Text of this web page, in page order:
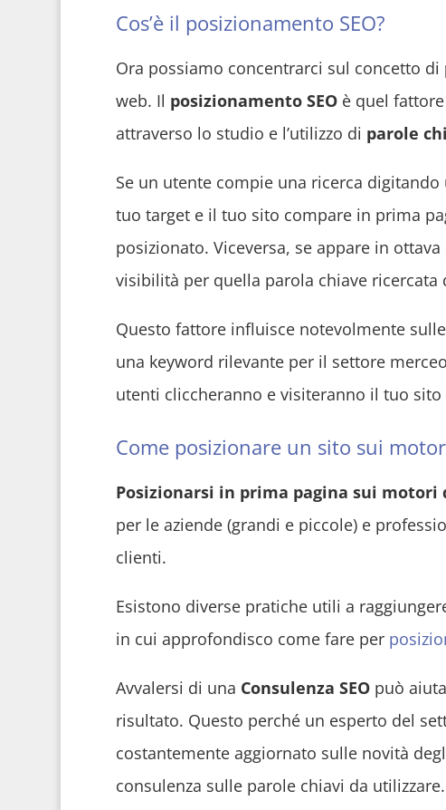
Cos’è il posizionamento SEO?
Ora possiamo concentrarci sul concetto di
web. Il posizionamento SEOè quel
attraverso lo studio e l’utilizzo di parole
Se un utente compie una ricerca digitando
tuo target e il tuo sito compare in prima
posizionato. Viceversa, se appare in
visibilità per quella parola chiave ricercata
Questo fattore influisce notevolmente
una keyword rilevante per il settore
utenti cliccheranno e visiteranno il tuo sito
Come posizionare un sito sui
Posizionarsi in prima pagina sui motori
per le aziende (grandi e piccole) e
clienti.
Esistono diverse pratiche utili a
in cui approfondisco come fare per
Avvalersi di una Consulenza SEOpuò
risultato. Questo perché un esperto del
costantemente aggiornato sulle novità
consulenza sulle parole chiavi da utilizzare.